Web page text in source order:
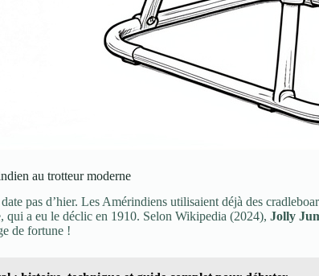
au trotteur moderne
pas d’hier. Les Amérindiens utilisaient déjà des
qui a eu le déclic en 1910. Selon Wikipedia (2024), Jolly
de fortune !